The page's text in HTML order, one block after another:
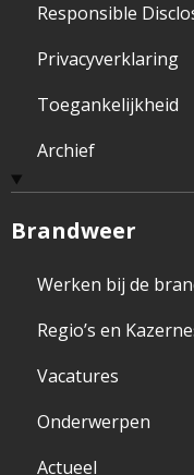
Responsible
Privacyverklaring
Toegankelijkheid
Archief
Brandweer
Werken bij de
Regio’s en
Vacatures
Onderwerpen
Actueel